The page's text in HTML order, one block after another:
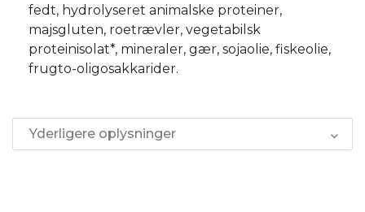
fedt, hydrolyseret animalske proteiner,
majsgluten, roetrævler, vegetabilsk
proteinisolat*, mineraler, gær, sojaolie, fiskeolie,
frugto-oligosakkarider.
Yderligere oplysninger